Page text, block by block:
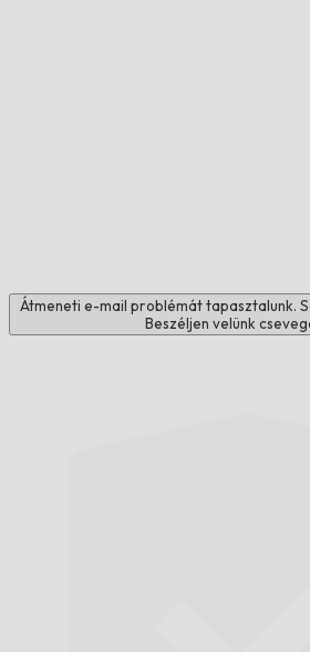
Átmeneti e-mail problémát tapasztalunk.
Beszéljen velünk